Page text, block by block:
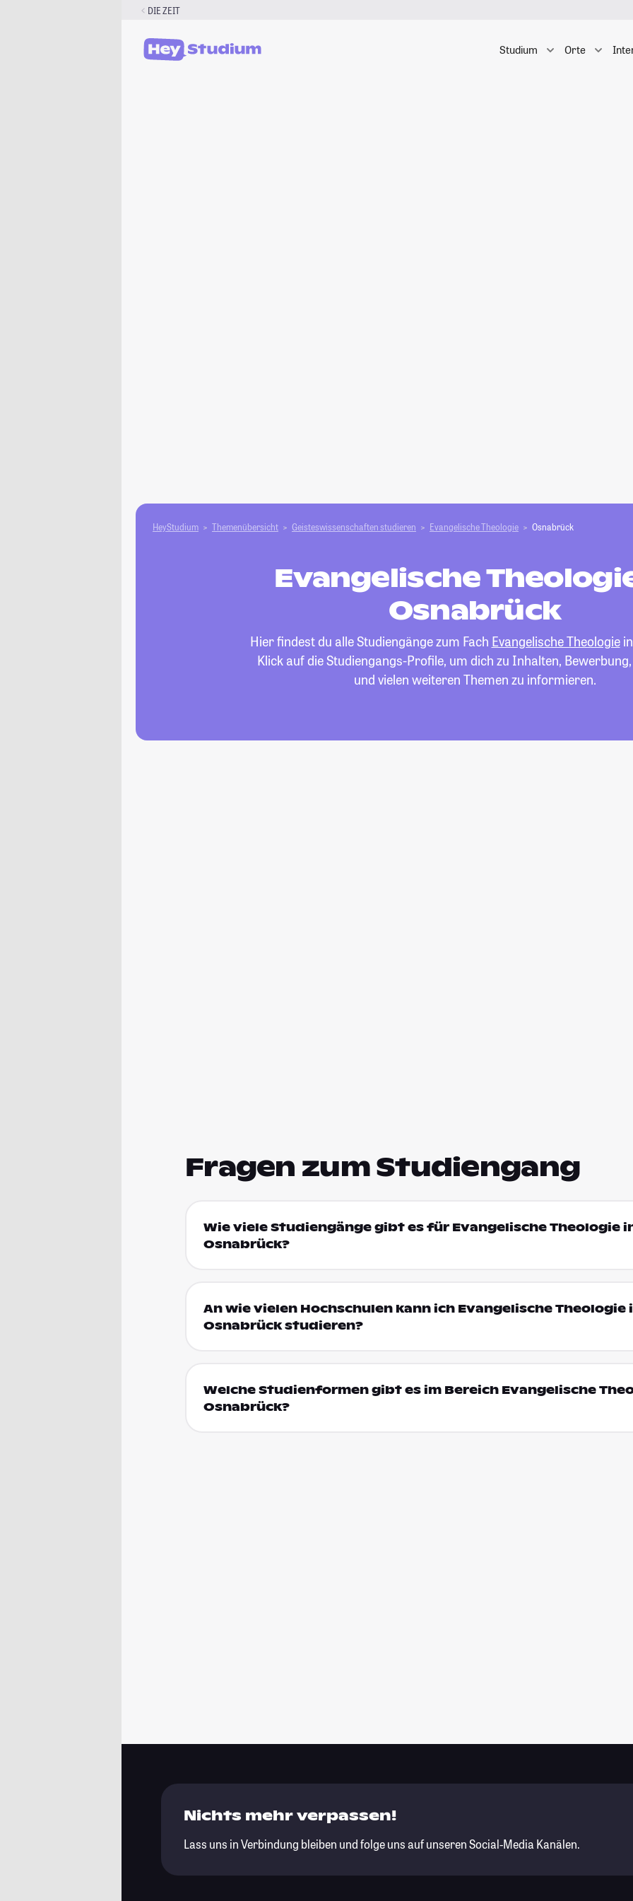
DIE ZEIT
Studium Orte
HeyStudium Themenübersicht Geisteswissenschaften studieren Evangelische Theologie Osnabrück
Evangelische
Osnabrück
Hier findest du alle Studiengänge zum Fach Evangelische Theologiein
Klick auf die Studiengangs-Profile, um dich zu Inhalten,
und vielen weiteren Themen zu informieren.
Fragen zum Studiengang
Wie viele Studiengänge gibt es für Evangelische Theologie
Osnabrück?
An wie vielen Hochschulen kann ich Evangelische Theologie
Osnabrück studieren?
Welche Studienformen gibt es im Bereich Evangelische
Osnabrück?
Nichts mehr verpassen!
Lass uns in Verbindung bleiben und folge uns auf unseren Social-Media Kanälen.